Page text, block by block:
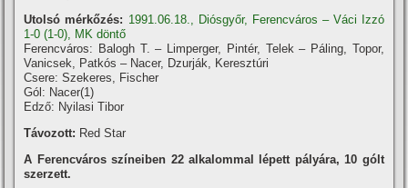
Utolsó mérkőzés: 1991.06.18., Diósgyőr, Ferencváros – Váci Izzó
1-0 (1-0), MK döntő
Ferencváros: Balogh T. – Limperger, Pintér, Telek – Páling, Topor,
Vanicsek, Patkós – Nacer, Dzurják, Keresztúri
Csere: Szekeres, Fischer
Gól: Nacer(1)
Edző: Nyilasi Tibor
Távozott: Red Star
A Ferencváros szí­neiben 22 alkalommal lépett pályára, 10 gólt
szerzett.